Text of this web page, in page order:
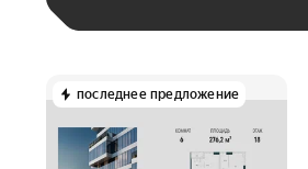
последнее предложение